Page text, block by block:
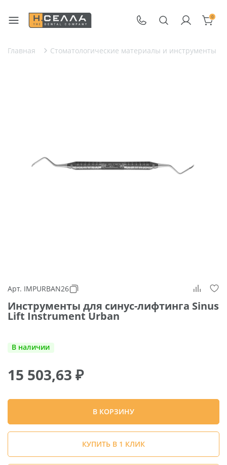
0
Главная Стоматологические материалы и инструменты
Арт. IMPURBAN26
Инструменты для синус-лифтинга Sinus
Lift Instrument Urban
В наличии
15 503,63 ₽
В КОРЗИНУ
КУПИТЬ В 1 КЛИК